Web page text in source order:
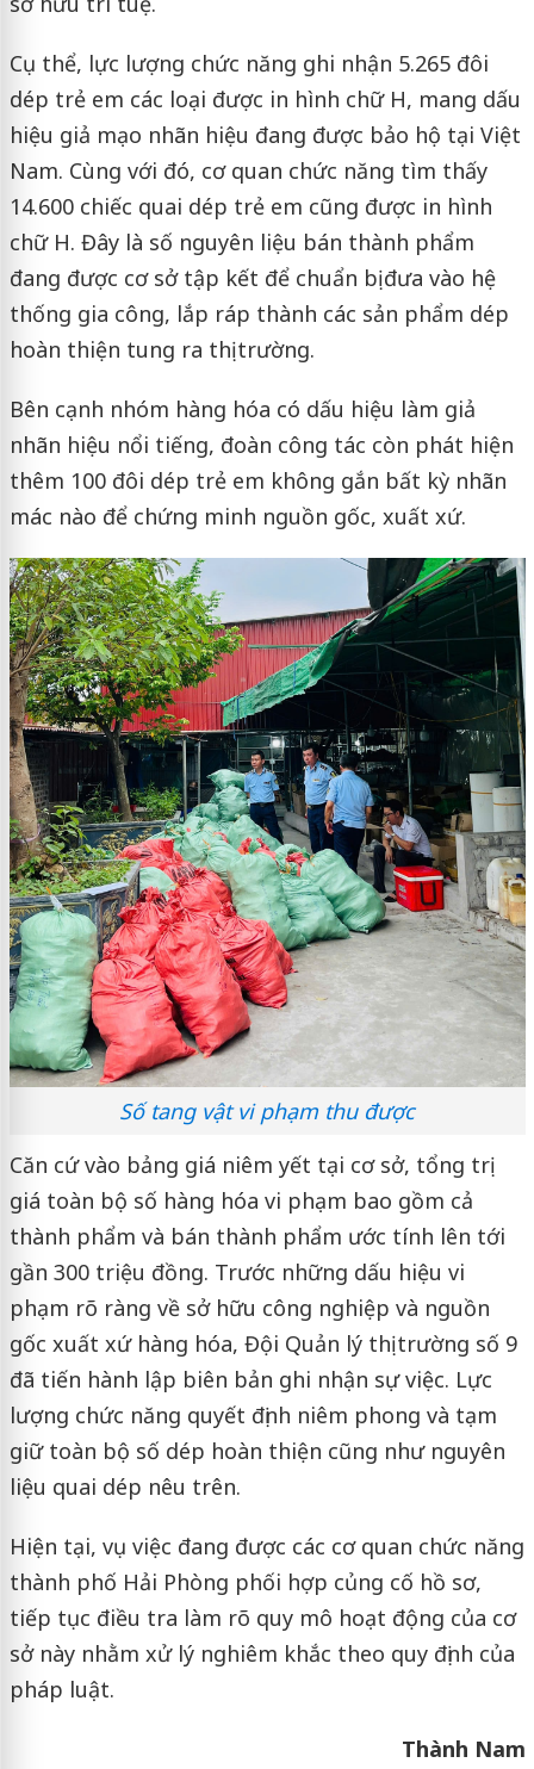
Cụ thể, lực lượng chức năng ghi nhận 5.265 đôi
dép trẻ em các loại được in hình chữ H, mang dấu
hiệu giả mạo nhãn hiệu đang được bảo hộ tại Việt
Nam. Cùng với đó, cơ quan chức năng tìm thấy
14.600 chiếc quai dép trẻ em cũng được in hình
chữ H. Đây là số nguyên liệu bán thành phẩm
đang được cơ sở tập kết để chuẩn bị đưa vào hệ
thống gia công, lắp ráp thành các sản phẩm dép
hoàn thiện tung ra thị trường.
Bên cạnh nhóm hàng hóa có dấu hiệu làm giả
nhãn hiệu nổi tiếng, đoàn công tác còn phát hiện
thêm 100 đôi dép trẻ em không gắn bất kỳ nhãn
mác nào để chứng minh nguồn gốc, xuất xứ.
Số tang vật vi phạm thu được
Căn cứ vào bảng giá niêm yết tại cơ sở, tổng trị
giá toàn bộ số hàng hóa vi phạm bao gồm cả
thành phẩm và bán thành phẩm ước tính lên tới
gần 300 triệu đồng. Trước những dấu hiệu vi
phạm rõ ràng về sở hữu công nghiệp và nguồn
gốc xuất xứ hàng hóa, Đội Quản lý thị trường số 9
đã tiến hành lập biên bản ghi nhận sự việc. Lực
lượng chức năng quyết định niêm phong và tạm
giữ toàn bộ số dép hoàn thiện cũng như nguyên
liệu quai dép nêu trên.
Hiện tại, vụ việc đang được các cơ quan chức năng
thành phố Hải Phòng phối hợp củng cố hồ sơ,
tiếp tục điều tra làm rõ quy mô hoạt động của cơ
sở này nhằm xử lý nghiêm khắc theo quy định của
pháp luật.
Thành Nam